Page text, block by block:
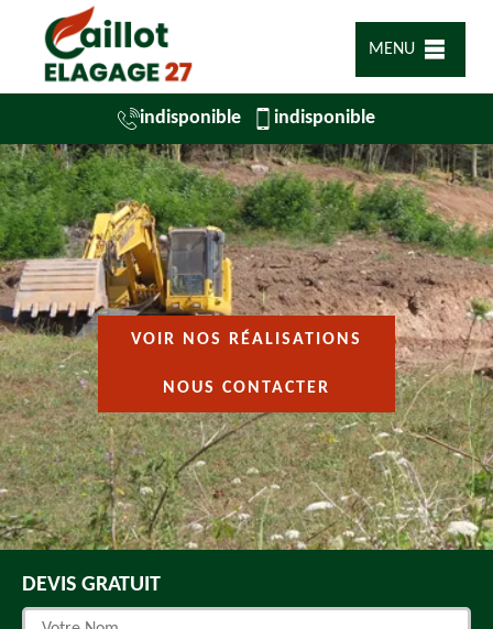
MENU
indisponible indisponible
VOIR NOS RÉALISATIONS
NOUS CONTACTER
DEVIS GRATUIT